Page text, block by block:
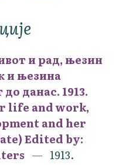
и рад, њезин
и њезина
данас. 1913.
life and work,
and her
Edited by:
1913.